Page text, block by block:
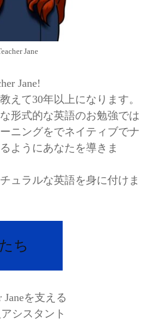
Jane
Jane!
えて30年以上になります。
形式的な英語のお勉強では
ニングをでネイティブでナ
ようにあなたを導きま
ュラルな英語を身に付けま
ち
Janeを支える
シスタント